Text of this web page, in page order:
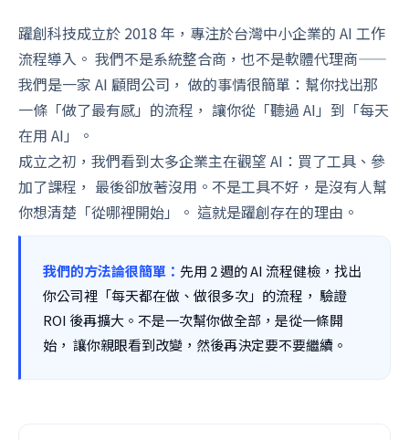
躍創科技成立於 2018 年，專注於台灣中小企業的 AI 工作
流程導入。 我們不是系統整合商，也不是軟體代理商——
我們是一家 AI 顧問公司， 做的事情很簡單：幫你找出那
一條「做了最有感」的流程， 讓你從「聽過 AI」到「每天
在用 AI」。
成立之初，我們看到太多企業主在觀望 AI：買了工具、參
加了課程， 最後卻放著沒用。不是工具不好，是沒有人幫
你想清楚「從哪裡開始」。 這就是躍創存在的理由。
我們的方法論很簡單： 先用 2 週的 AI 流程健檢，找出
你公司裡「每天都在做、做很多次」的流程， 驗證
ROI 後再擴大。不是一次幫你做全部，是從一條開
始， 讓你親眼看到改變，然後再決定要不要繼續。